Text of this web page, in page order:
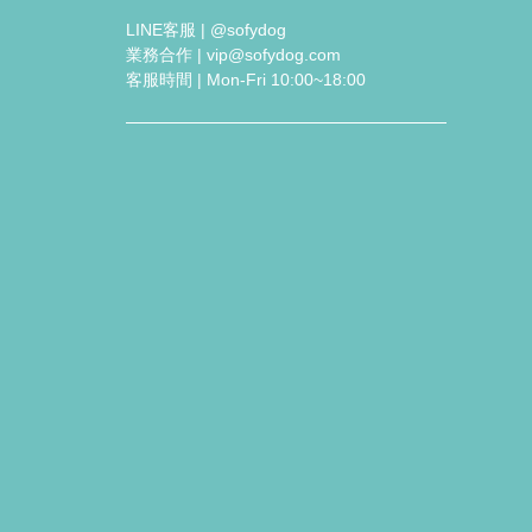
LINE客服 | @sofydog
業務合作 | vip@sofydog.com
客服時間 | Mon-Fri 10:00~18:00